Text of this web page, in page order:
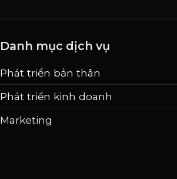
Danh mục dịch vụ
Phát triển bản thân
Phát triển kinh doanh
Marketing